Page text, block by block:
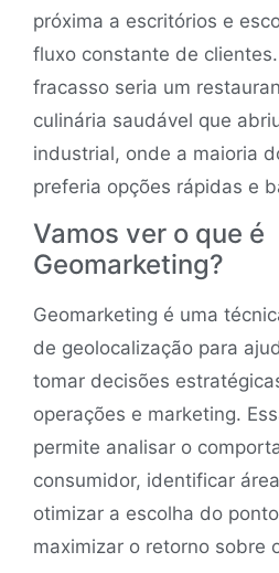
próxima a escritórios e
fluxo constante de
fracasso seria um
culinária saudável que
industrial, onde a maioria
preferia opções rápidas e
Vamos ver o que é
Geomarketing?
Geomarketing é uma
de geolocalização para
tomar decisões
operações e marketing.
permite analisar o
consumidor, identificar
otimizar a escolha do
maximizar o retorno sobre